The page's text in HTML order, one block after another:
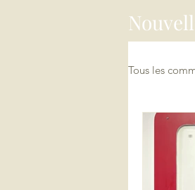
Tous les
China